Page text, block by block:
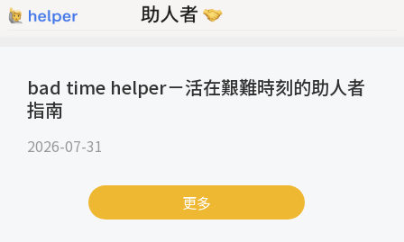
bad time helper－活在艱難時刻的助人者
指南
2026-07-31
更多